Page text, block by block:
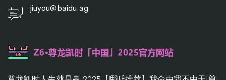
jiuyou@baidu.ag